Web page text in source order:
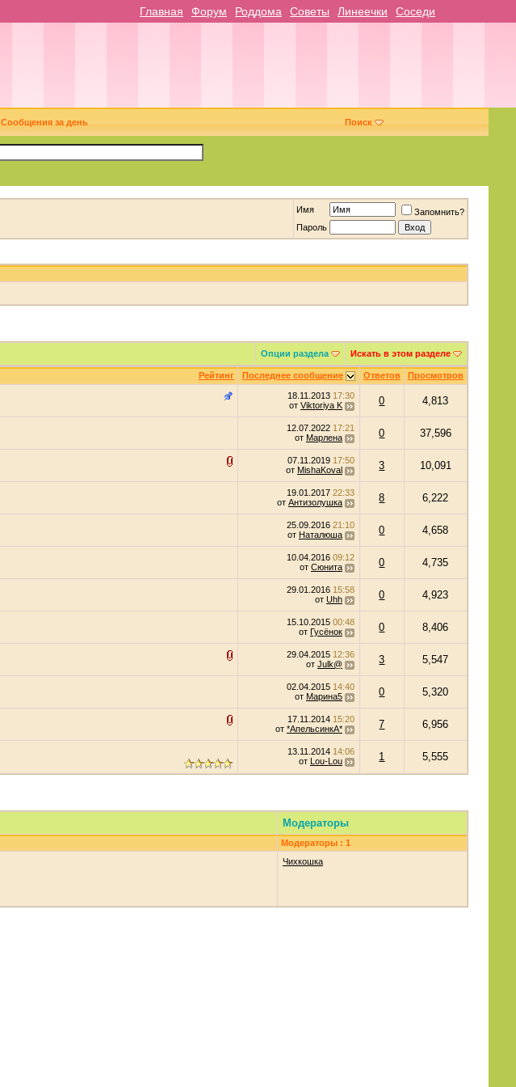
Главная Форум Роддома Советы Линеечки Соседи
Сообщения за день Поиск
Имя
Запомнить?
Пароль
Опции раздела Искать в этом разделе
Рейтинг Последнее сообщение Ответов Просмотров
18.11.2013 17:30
от Viktoriya K 0 4,813
12.07.2022 17:21
от Марлена 0 37,596
07.11.2019 17:50
от MishaKoval 3 10,091
19.01.2017 22:33
от Антизолушка 8 6,222
25.09.2016 21:10
от Наталюша 0 4,658
10.04.2016 09:12
от Сюнита 0 4,735
29.01.2016 15:58
от Uhh 0 4,923
15.10.2015 00:48
от Гусёнок 0 8,406
29.04.2015 12:36
от Julk@ 3 5,547
02.04.2015 14:40
от Марина5 0 5,320
17.11.2014 15:20
от *АпельсинкА* 7 6,956
13.11.2014 14:06
от Lou-Lou 1 5,555
Модераторы
Модераторы : 1
Чихкошка